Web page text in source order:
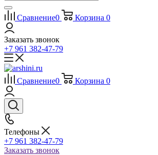
Сравнение0 Корзина 0
Заказать звонок
+7 961 382-47-79
Сравнение0 Корзина 0
Телефоны
+7 961 382-47-79
Заказать звонок